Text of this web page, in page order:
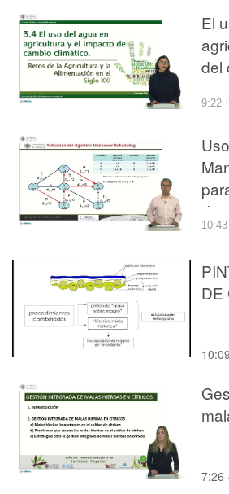
El
del
9:22
de
10:43
DE
7:26